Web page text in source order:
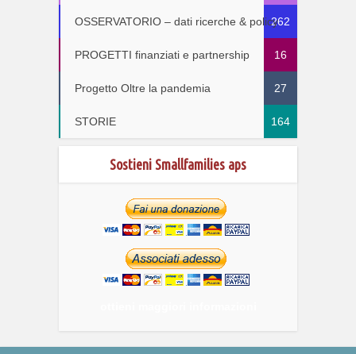
OSSERVATORIO – dati ricerche & policy262
PROGETTI finanziati e partnership 16
Progetto Oltre la pandemia 27
STORIE 164
Sostieni Smallfamilies aps